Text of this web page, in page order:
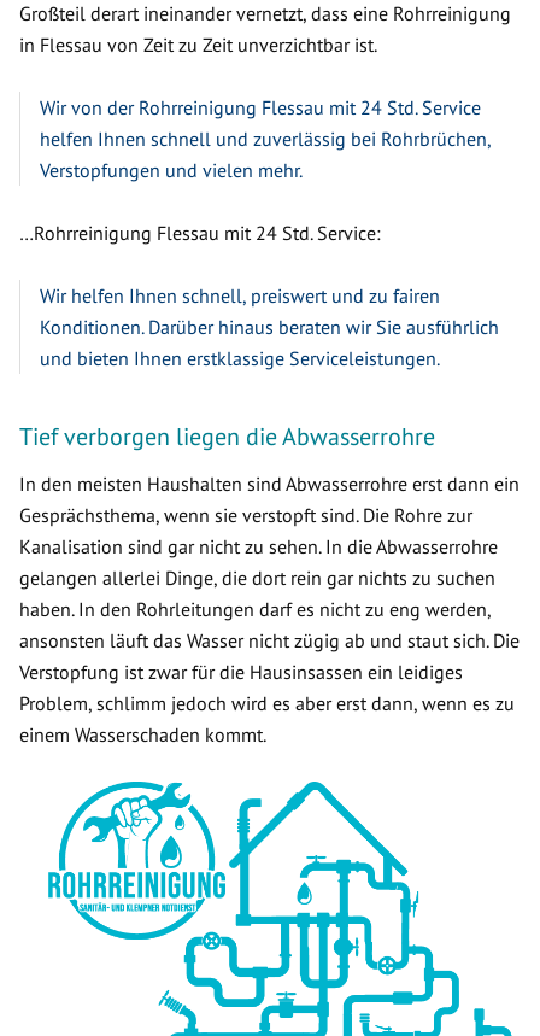
Großteil derart ineinander vernetzt, dass eine Rohrreinigung
in Flessau von Zeit zu Zeit unverzichtbar ist.
Wir von der Rohrreinigung Flessau mit 24 Std. Service
helfen Ihnen schnell und zuverlässig bei Rohrbrüchen,
Verstopfungen und vielen mehr.
…Rohrreinigung Flessau mit 24 Std. Service:
Wir helfen Ihnen schnell, preiswert und zu fairen
Konditionen. Darüber hinaus beraten wir Sie ausführlich
und bieten Ihnen erstklassige Serviceleistungen.
Tief verborgen liegen die Abwasserrohre
In den meisten Haushalten sind Abwasserrohre erst dann ein
Gesprächsthema, wenn sie verstopft sind. Die Rohre zur
Kanalisation sind gar nicht zu sehen. In die Abwasserrohre
gelangen allerlei Dinge, die dort rein gar nichts zu suchen
haben. In den Rohrleitungen darf es nicht zu eng werden,
ansonsten läuft das Wasser nicht zügig ab und staut sich. Die
Verstopfung ist zwar für die Hausinsassen ein leidiges
Problem, schlimm jedoch wird es aber erst dann, wenn es zu
einem Wasserschaden kommt.